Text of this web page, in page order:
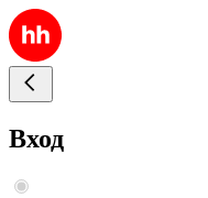
Вход